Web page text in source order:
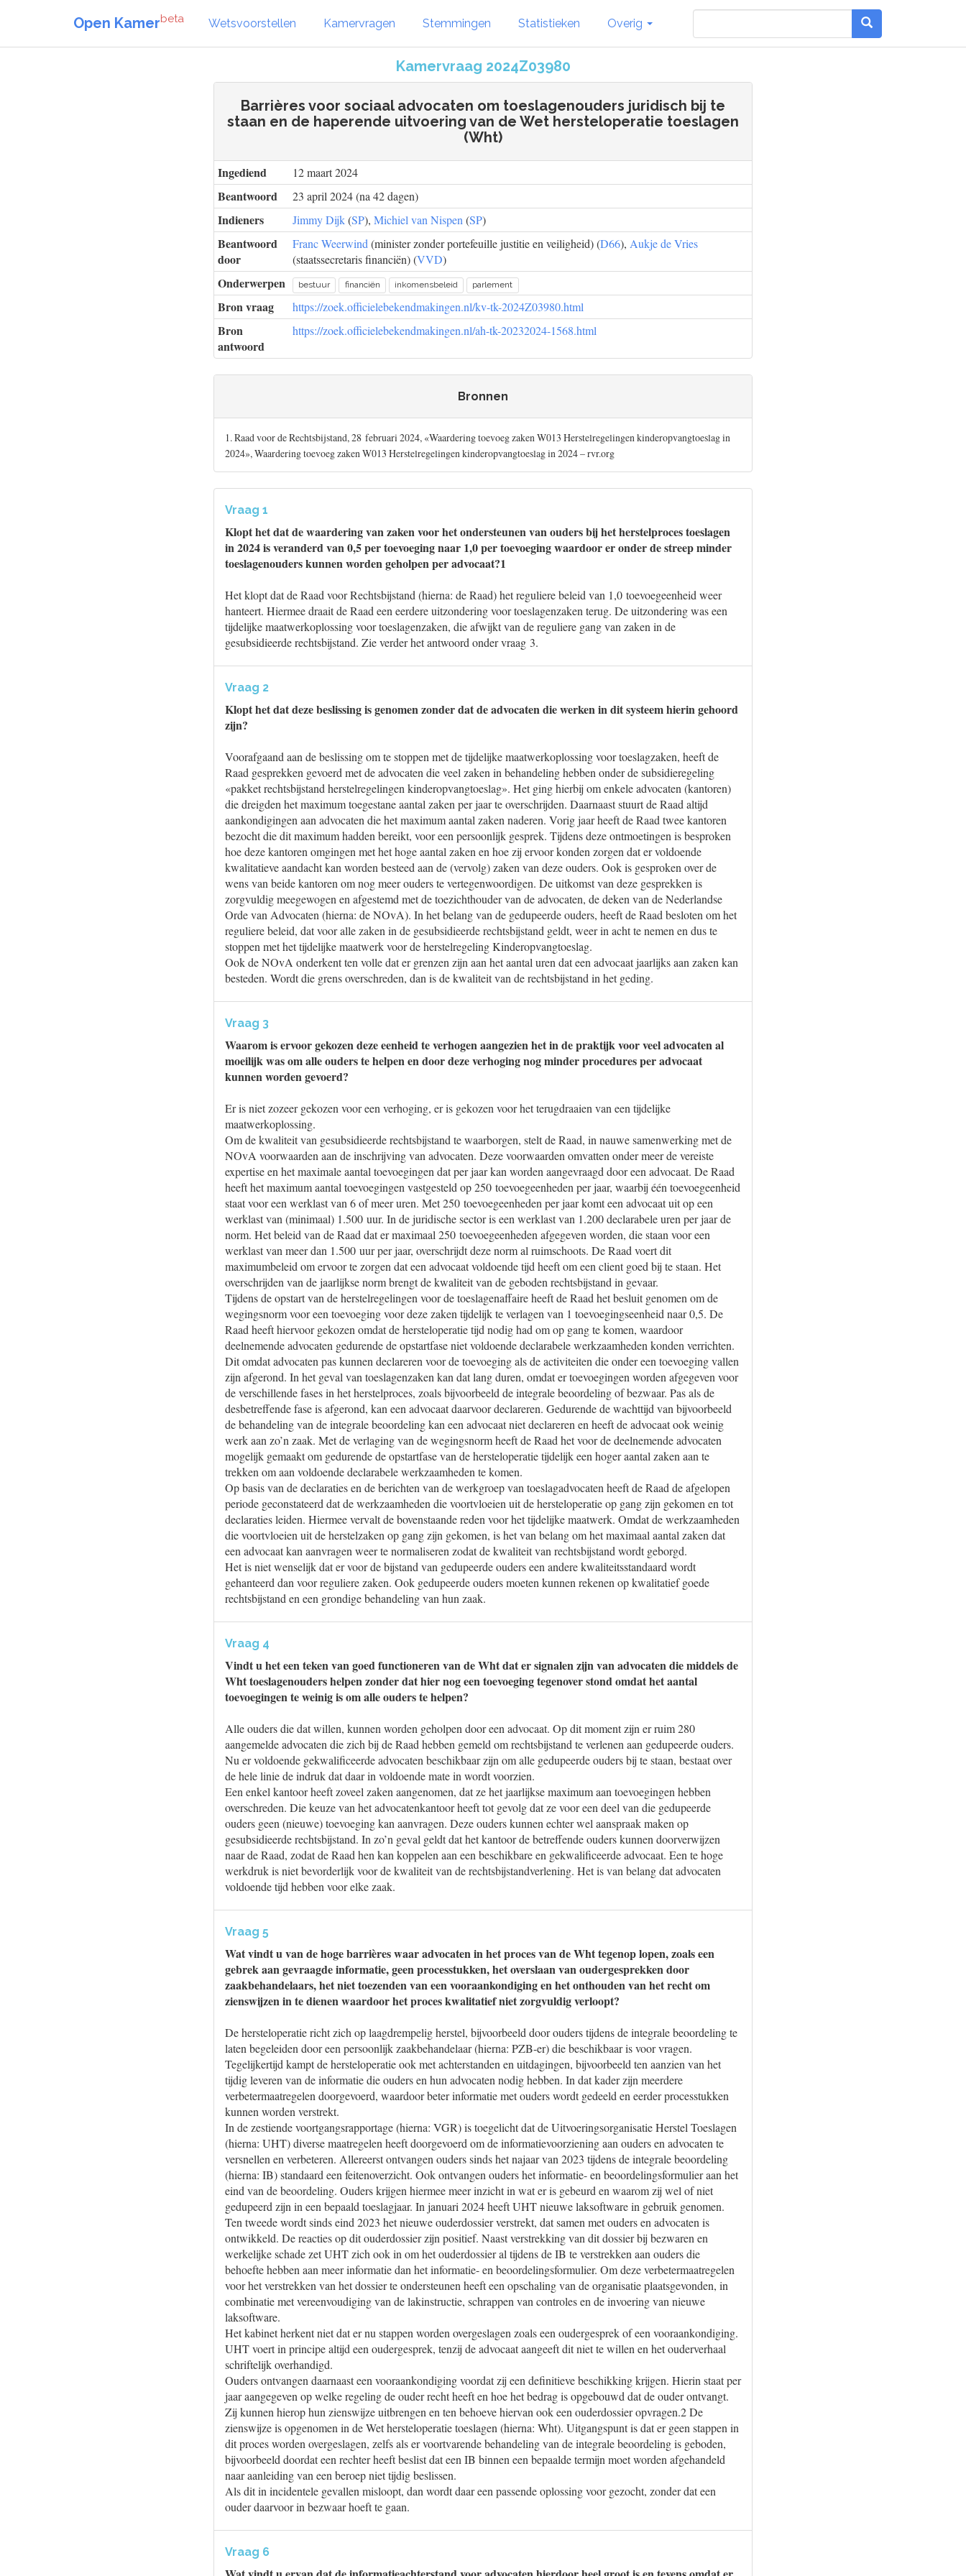
Open Kamerbeta Wetsvoorstellen Kamervragen Stemmingen Statistieken Overig
Kamervraag 2024Z03980
Barrières voor sociaal advocaten om toeslagenouders juridisch bij te
staan en de haperende uitvoering van de Wet hersteloperatie toeslagen
(Wht)
Ingediend 12 maart 2024
Beantwoord 23 april 2024 (na 42 dagen)
Indieners Jimmy Dijk(SP), Michiel van Nispen (SP)
Beantwoord
door
Franc Weerwind (minister zonder portefeuille justitie en veiligheid) (D66), Aukje de Vries
(staatssecretaris financiën) (VVD)
Onderwerpen bestuur financiën inkomensbeleid parlement
Bron vraag https://zoek.officielebekendmakingen.nl/kv-tk-2024Z03980.html
Bron
antwoord
https://zoek.officielebekendmakingen.nl/ah-tk-20232024-1568.html
Bronnen
1. Raad voor de Rechtsbijstand, 28 februari 2024, «Waardering toevoeg zaken W013 Herstelregelingen kinderopvangtoeslag in
2024», Waardering toevoeg zaken W013 Herstelregelingen kinderopvangtoeslag in 2024 – rvr.org
Vraag 1
Klopt het dat de waardering van zaken voor het ondersteunen van ouders bij het herstelproces toeslagen
in 2024 is veranderd van 0,5 per toevoeging naar 1,0 per toevoeging waardoor er onder de streep minder
toeslagenouders kunnen worden geholpen per advocaat?1
Het klopt dat de Raad voor Rechtsbijstand (hierna: de Raad) het reguliere beleid van 1,0 toevoegeenheid weer
hanteert. Hiermee draait de Raad een eerdere uitzondering voor toeslagenzaken terug. De uitzondering was een
tijdelijke maatwerkoplossing voor toeslagenzaken, die afwijkt van de reguliere gang van zaken in de
gesubsidieerde rechtsbijstand. Zie verder het antwoord onder vraag 3.
Vraag 2
Klopt het dat deze beslissing is genomen zonder dat de advocaten die werken in dit systeem hierin gehoord
zijn?
Voorafgaand aan de beslissing om te stoppen met de tijdelijke maatwerkoplossing voor toeslagzaken, heeft de
Raad gesprekken gevoerd met de advocaten die veel zaken in behandeling hebben onder de subsidieregeling
«pakket rechtsbijstand herstelregelingen kinderopvangtoeslag». Het ging hierbij om enkele advocaten (kantoren)
die dreigden het maximum toegestane aantal zaken per jaar te overschrijden. Daarnaast stuurt de Raad altijd
aankondigingen aan advocaten die het maximum aantal zaken naderen. Vorig jaar heeft de Raad twee kantoren
bezocht die dit maximum hadden bereikt, voor een persoonlijk gesprek. Tijdens deze ontmoetingen is besproken
hoe deze kantoren omgingen met het hoge aantal zaken en hoe zij ervoor konden zorgen dat er voldoende
kwalitatieve aandacht kan worden besteed aan de (vervolg) zaken van deze ouders. Ook is gesproken over de
wens van beide kantoren om nog meer ouders te vertegenwoordigen. De uitkomst van deze gesprekken is
zorgvuldig meegewogen en afgestemd met de toezichthouder van de advocaten, de deken van de Nederlandse
Orde van Advocaten (hierna: de NOvA). In het belang van de gedupeerde ouders, heeft de Raad besloten om het
reguliere beleid, dat voor alle zaken in de gesubsidieerde rechtsbijstand geldt, weer in acht te nemen en dus te
stoppen met het tijdelijke maatwerk voor de herstelregeling Kinderopvangtoeslag.
Ook de NOvA onderkent ten volle dat er grenzen zijn aan het aantal uren dat een advocaat jaarlijks aan zaken kan
besteden. Wordt die grens overschreden, dan is de kwaliteit van de rechtsbijstand in het geding.
Vraag 3
Waarom is ervoor gekozen deze eenheid te verhogen aangezien het in de praktijk voor veel advocaten al
moeilijk was om alle ouders te helpen en door deze verhoging nog minder procedures per advocaat
kunnen worden gevoerd?
Er is niet zozeer gekozen voor een verhoging, er is gekozen voor het terugdraaien van een tijdelijke
maatwerkoplossing.
Om de kwaliteit van gesubsidieerde rechtsbijstand te waarborgen, stelt de Raad, in nauwe samenwerking met de
NOvA voorwaarden aan de inschrijving van advocaten. Deze voorwaarden omvatten onder meer de vereiste
expertise en het maximale aantal toevoegingen dat per jaar kan worden aangevraagd door een advocaat. De Raad
heeft het maximum aantal toevoegingen vastgesteld op 250 toevoegeenheden per jaar, waarbij één toevoegeenheid
staat voor een werklast van 6 of meer uren. Met 250 toevoegeenheden per jaar komt een advocaat uit op een
werklast van (minimaal) 1.500 uur. In de juridische sector is een werklast van 1.200 declarabele uren per jaar de
norm. Het beleid van de Raad dat er maximaal 250 toevoegeenheden afgegeven worden, die staan voor een
werklast van meer dan 1.500 uur per jaar, overschrijdt deze norm al ruimschoots. De Raad voert dit
maximumbeleid om ervoor te zorgen dat een advocaat voldoende tijd heeft om een client goed bij te staan. Het
overschrijden van de jaarlijkse norm brengt de kwaliteit van de geboden rechtsbijstand in gevaar.
Tijdens de opstart van de herstelregelingen voor de toeslagenaffaire heeft de Raad het besluit genomen om de
wegingsnorm voor een toevoeging voor deze zaken tijdelijk te verlagen van 1 toevoegingseenheid naar 0,5. De
Raad heeft hiervoor gekozen omdat de hersteloperatie tijd nodig had om op gang te komen, waardoor
deelnemende advocaten gedurende de opstartfase niet voldoende declarabele werkzaamheden konden verrichten.
Dit omdat advocaten pas kunnen declareren voor de toevoeging als de activiteiten die onder een toevoeging vallen
zijn afgerond. In het geval van toeslagenzaken kan dat lang duren, omdat er toevoegingen worden afgegeven voor
de verschillende fases in het herstelproces, zoals bijvoorbeeld de integrale beoordeling of bezwaar. Pas als de
desbetreffende fase is afgerond, kan een advocaat daarvoor declareren. Gedurende de wachttijd van bijvoorbeeld
de behandeling van de integrale beoordeling kan een advocaat niet declareren en heeft de advocaat ook weinig
werk aan zo’n zaak. Met de verlaging van de wegingsnorm heeft de Raad het voor de deelnemende advocaten
mogelijk gemaakt om gedurende de opstartfase van de hersteloperatie tijdelijk een hoger aantal zaken aan te
trekken om aan voldoende declarabele werkzaamheden te komen.
Op basis van de declaraties en de berichten van de werkgroep van toeslagadvocaten heeft de Raad de afgelopen
periode geconstateerd dat de werkzaamheden die voortvloeien uit de hersteloperatie op gang zijn gekomen en tot
declaraties leiden. Hiermee vervalt de bovenstaande reden voor het tijdelijke maatwerk. Omdat de werkzaamheden
die voortvloeien uit de herstelzaken op gang zijn gekomen, is het van belang om het maximaal aantal zaken dat
een advocaat kan aanvragen weer te normaliseren zodat de kwaliteit van rechtsbijstand wordt geborgd.
Het is niet wenselijk dat er voor de bijstand van gedupeerde ouders een andere kwaliteitsstandaard wordt
gehanteerd dan voor reguliere zaken. Ook gedupeerde ouders moeten kunnen rekenen op kwalitatief goede
rechtsbijstand en een grondige behandeling van hun zaak.
Vraag 4
Vindt u het een teken van goed functioneren van de Wht dat er signalen zijn van advocaten die middels de
Wht toeslagenouders helpen zonder dat hier nog een toevoeging tegenover stond omdat het aantal
toevoegingen te weinig is om alle ouders te helpen?
Alle ouders die dat willen, kunnen worden geholpen door een advocaat. Op dit moment zijn er ruim 280
aangemelde advocaten die zich bij de Raad hebben gemeld om rechtsbijstand te verlenen aan gedupeerde ouders.
Nu er voldoende gekwalificeerde advocaten beschikbaar zijn om alle gedupeerde ouders bij te staan, bestaat over
de hele linie de indruk dat daar in voldoende mate in wordt voorzien.
Een enkel kantoor heeft zoveel zaken aangenomen, dat ze het jaarlijkse maximum aan toevoegingen hebben
overschreden. Die keuze van het advocatenkantoor heeft tot gevolg dat ze voor een deel van die gedupeerde
ouders geen (nieuwe) toevoeging kan aanvragen. Deze ouders kunnen echter wel aanspraak maken op
gesubsidieerde rechtsbijstand. In zo’n geval geldt dat het kantoor de betreffende ouders kunnen doorverwijzen
naar de Raad, zodat de Raad hen kan koppelen aan een beschikbare en gekwalificeerde advocaat. Een te hoge
werkdruk is niet bevorderlijk voor de kwaliteit van de rechtsbijstandverlening. Het is van belang dat advocaten
voldoende tijd hebben voor elke zaak.
Vraag 5
Wat vindt u van de hoge barrières waar advocaten in het proces van de Wht tegenop lopen, zoals een
gebrek aan gevraagde informatie, geen processtukken, het overslaan van oudergesprekken door
zaakbehandelaars, het niet toezenden van een vooraankondiging en het onthouden van het recht om
zienswijzen in te dienen waardoor het proces kwalitatief niet zorgvuldig verloopt?
De hersteloperatie richt zich op laagdrempelig herstel, bijvoorbeeld door ouders tijdens de integrale beoordeling te
laten begeleiden door een persoonlijk zaakbehandelaar (hierna: PZB-er) die beschikbaar is voor vragen.
Tegelijkertijd kampt de hersteloperatie ook met achterstanden en uitdagingen, bijvoorbeeld ten aanzien van het
tijdig leveren van de informatie die ouders en hun advocaten nodig hebben. In dat kader zijn meerdere
verbetermaatregelen doorgevoerd, waardoor beter informatie met ouders wordt gedeeld en eerder processtukken
kunnen worden verstrekt.
In de zestiende voortgangsrapportage (hierna: VGR) is toegelicht dat de Uitvoeringsorganisatie Herstel Toeslagen
(hierna: UHT) diverse maatregelen heeft doorgevoerd om de informatievoorziening aan ouders en advocaten te
versnellen en verbeteren. Allereerst ontvangen ouders sinds het najaar van 2023 tijdens de integrale beoordeling
(hierna: IB) standaard een feitenoverzicht. Ook ontvangen ouders het informatie- en beoordelingsformulier aan het
eind van de beoordeling. Ouders krijgen hiermee meer inzicht in wat er is gebeurd en waarom zij wel of niet
gedupeerd zijn in een bepaald toeslagjaar. In januari 2024 heeft UHT nieuwe laksoftware in gebruik genomen.
Ten tweede wordt sinds eind 2023 het nieuwe ouderdossier verstrekt, dat samen met ouders en advocaten is
ontwikkeld. De reacties op dit ouderdossier zijn positief. Naast verstrekking van dit dossier bij bezwaren en
werkelijke schade zet UHT zich ook in om het ouderdossier al tijdens de IB te verstrekken aan ouders die
behoefte hebben aan meer informatie dan het informatie- en beoordelingsformulier. Om deze verbetermaatregelen
voor het verstrekken van het dossier te ondersteunen heeft een opschaling van de organisatie plaatsgevonden, in
combinatie met vereenvoudiging van de lakinstructie, schrappen van controles en de invoering van nieuwe
laksoftware.
Het kabinet herkent niet dat er nu stappen worden overgeslagen zoals een oudergesprek of een vooraankondiging.
UHT voert in principe altijd een oudergesprek, tenzij de advocaat aangeeft dit niet te willen en het ouderverhaal
schriftelijk overhandigd.
Ouders ontvangen daarnaast een vooraankondiging voordat zij een definitieve beschikking krijgen. Hierin staat per
jaar aangegeven op welke regeling de ouder recht heeft en hoe het bedrag is opgebouwd dat de ouder ontvangt.
Zij kunnen hierop hun zienswijze uitbrengen en ten behoeve hiervan ook een ouderdossier opvragen.2 De
zienswijze is opgenomen in de Wet hersteloperatie toeslagen (hierna: Wht). Uitgangspunt is dat er geen stappen in
dit proces worden overgeslagen, zelfs als er voortvarende behandeling van de integrale beoordeling is geboden,
bijvoorbeeld doordat een rechter heeft beslist dat een IB binnen een bepaalde termijn moet worden afgehandeld
naar aanleiding van een beroep niet tijdig beslissen.
Als dit in incidentele gevallen misloopt, dan wordt daar een passende oplossing voor gezocht, zonder dat een
ouder daarvoor in bezwaar hoeft te gaan.
Vraag 6